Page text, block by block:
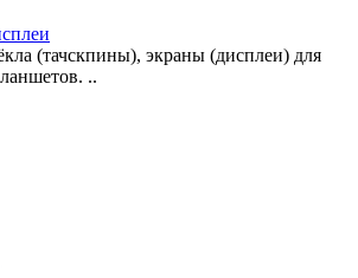
(тачскпины), экраны (дисплеи) для
..